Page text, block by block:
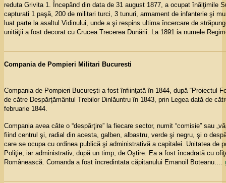
reduta Grivita 1. Începând din data de 31 august 1877, a ocupat înălţimile
capturati 1 paşă, 200 de militari turci, 3 tunuri, armament de infanterie şi
luat parte la asaltul Vidinului, unde a şi respins ultima încercare de
unităţii a fost decorat cu Crucea Trecerea Dunării. La 1891 ia numele
Compania de Pompieri Militari Bucuresti
Compania de Pompieri Bucureşti a fost înfiinţată în 1844, după “Proiectul
de către Despărţământul Trebilor Dinlăuntru în 1843, prin Legea dată de
februarie 1844.
Compania avea câte o “despărţire” la fiecare sector, numit “comisie” sau
fiind centrul şi, radial din acesta, galben, albastru, verde şi negru, şi o
care se ocupa cu ordinea publică şi administrativă a capitalei. Unitatea de
Poliţie, iar administrativ, după un timp, de Oştire. Ea a fost încadrată cu
Românească. Comanda a fost încredintata căpitanului Emanoil Boteanu.